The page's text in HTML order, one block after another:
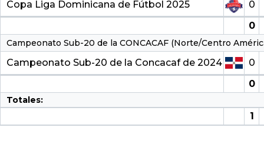
Copa Liga Dominicana de Fútbol 2025 0
0
Campeonato Sub-20 de la CONCACAF (Norte/Centro
Campeonato Sub-20 de la Concacaf de 2024 0
0
Totales:
1